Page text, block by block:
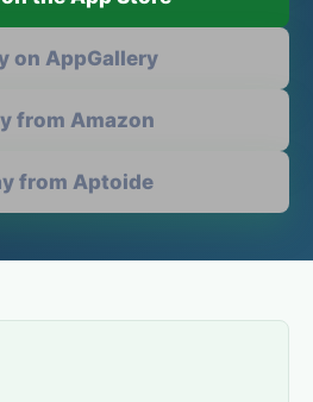
on AppGallery
from Amazon
from Aptoide